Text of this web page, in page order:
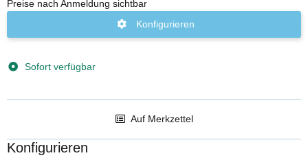
Preise nach Anmeldung sichtbar
Konfigurieren
Sofort verfügbar
Auf Merkzettel
Konfigurieren